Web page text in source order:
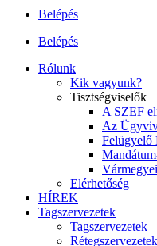
Belépés
Belépés
Rólunk
Kik vagyunk?
Tisztségviselők
A SZEF
Az
Felügyelő
Elérhetőség
HÍREK
Tagszervezetek
Tagszervezetek
Rétegszervezetek